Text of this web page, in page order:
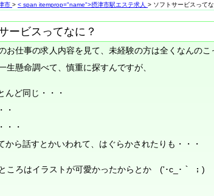
市 > < span itemprop="name">摂津市駅エステ求人 > ソフトサービスって
ービスってなに？
お仕事の求人内容を見て、未経験の方は全くなんのこ
生懸命調べて、慎重に探すんですが、
んど同じ・・・
・
・・
から話すとかいわれて、はぐらかされたりも・・・
ころはイラストが可愛かったからとか ('･c_･｀ ；)